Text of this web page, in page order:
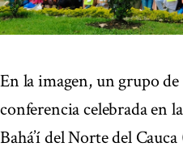
En la imagen, un grupo
conferencia celebrada en
Bahá’í del Norte del